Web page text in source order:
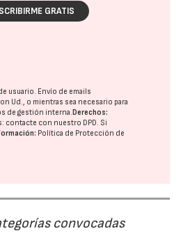
GRATIS
usuario. Envío de emails
Ud., o mientras sea necesario para
de gestión interna.Derechos:
contacte con nuestro DPD. Si
Política de Protección de
convocadas